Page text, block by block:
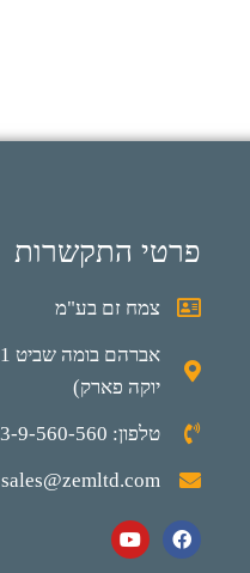
פרטי התקשרות
צמח זם בע"מ
יוקה פארק)
טלפון: 03-9-560-560
sales@zemltd.com